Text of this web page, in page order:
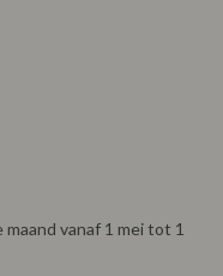
vanaf 1 mei tot 1